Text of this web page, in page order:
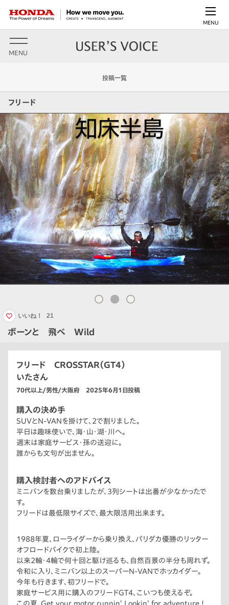
MENU
MENU
投稿一覧
フリード
ボーンと 飛べ Wild
いいね！ 21
フリード CROSSTAR（GT4）
いたさん
70代以上/男性/大阪府 2025年6月1日投稿
購入の決め手
SUVとN-VANを掛けて、2で割りました。
平日は趣味使いで、海・山・湖・川へ。
週末は家庭サービス・孫の送迎に。
誰からも文句が出ません。
購入検討者へのアドバイス
ミニバンを数台乗りましたが、3列シートは出番が少なかったで
す。
フリードは最低限サイズで、最大限活用出来ます。
1988年夏、ローライダーから乗り換え、パリダカ優勝のリッター
オフロードバイクで初上陸。
以来2輪・4輪で何十回と駆け巡るも、自然百景の半分も周れず。
令和に入り、ミニバン以上のスーパーN-VANでホッカイダー。
今年も行きます、初フリードで。
家庭サービス用に購入のフリードGT4、こいつも使えるぞ。
この夏、Get your motor runnin' Lookin' for adventure !